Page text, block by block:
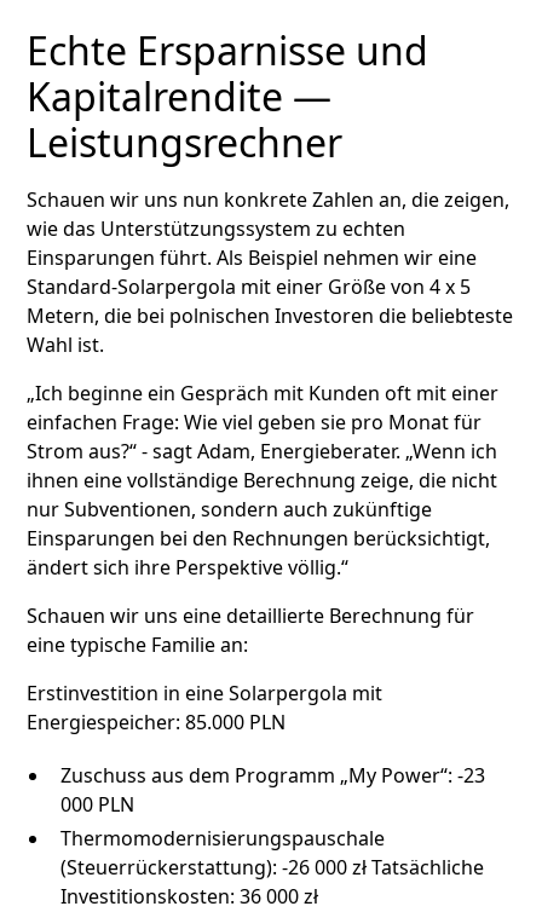
Echte Ersparnisse und
Kapitalrendite —
Leistungsrechner
Schauen wir uns nun konkrete Zahlen an, die zeigen,
wie das Unterstützungssystem zu echten
Einsparungen führt. Als Beispiel nehmen wir eine
Standard-Solarpergola mit einer Größe von 4 x 5
Metern, die bei polnischen Investoren die beliebteste
Wahl ist.
„Ich beginne ein Gespräch mit Kunden oft mit einer
einfachen Frage: Wie viel geben sie pro Monat für
Strom aus?“ - sagt Adam, Energieberater. „Wenn ich
ihnen eine vollständige Berechnung zeige, die nicht
nur Subventionen, sondern auch zukünftige
Einsparungen bei den Rechnungen berücksichtigt,
ändert sich ihre Perspektive völlig.“
Schauen wir uns eine detaillierte Berechnung für
eine typische Familie an:
Erstinvestition in eine Solarpergola mit
Energiespeicher: 85.000 PLN
Zuschuss aus dem Programm „My Power“: -23
000 PLN
Thermomodernisierungspauschale
(Steuerrückerstattung): -26 000 zł Tatsächliche
Investitionskosten: 36 000 zł